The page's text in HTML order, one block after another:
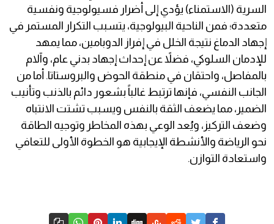
السرية (الاستمناء) يؤدي إلى أضرار فسيولوجية ونفسية
متعددة؛ فمن الناحية البيولوجية، يتسبب التكرار المستمر في
إجهاد الدماغ نتيجة الخلل في إفراز الدوبامين، مما يمهد
للإدمان السلوكي، فضلاً عن إحداث إجهاد بدني عام، وآلام
بالمفاصل، واحتقان في منطقة الحوض والبروستاتا. أما من
الجانب النفسي، فإنها ترتبط غالباً بشعور دائم بالذنب وتأنيب
الضمير، مما يضعف الثقة بالنفس ويسبب تشتت الانتباه
وضعف التركيز، ويُعد الوعي بهذه المخاطر وتوجيه الطاقة
نحو الرياضة والأنشطة الإيجابية هو الخطوة الأولى للتعافي
واستعادة التوازن.